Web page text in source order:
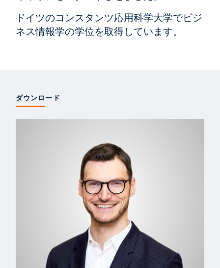
ドイツのコンスタンツ応用科学大学でビジ
ネス情報学の学位を取得しています。
ダウンロード